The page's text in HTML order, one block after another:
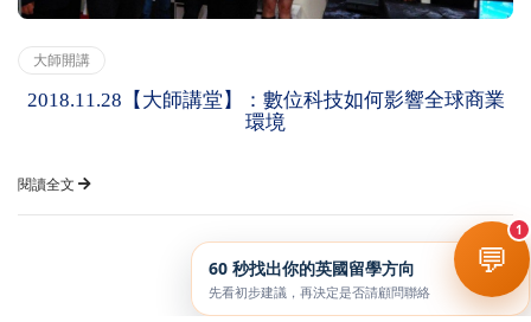
大師開講
2018.11.28【大師講堂】：數位科技如何影響全球商業
環境
閱讀全文
60 秒找出你的英國留學方向
先看初步建議，再決定是否請顧問聯絡
💬
1